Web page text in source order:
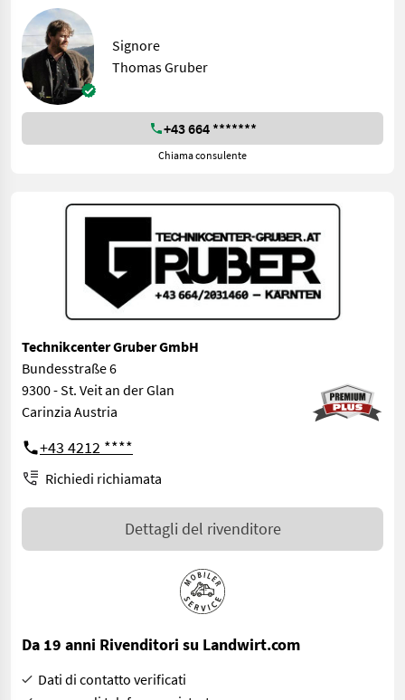
Signore
Thomas Gruber
+43 664 *******
Chiama consulente
Technikcenter Gruber GmbH
Bundesstraße 6
9300 - St. Veit an der Glan
Carinzia Austria
+43 4212 ****
Richiedi richiamata
Dettagli del rivenditore
Da 19 anni Rivenditori su Landwirt.com
Dati di contatto verificati